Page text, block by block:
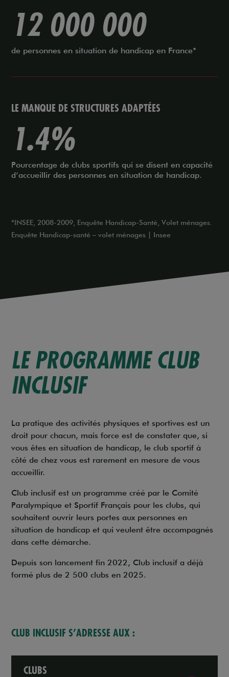
12 000 000
de personnes en situation de handicap en France*
LE MANQUE DE STRUCTURES ADAPTÉES
1.4%
Pourcentage de clubs sportifs qui se disent en capacité
d’accueillir des personnes en situation de handicap.
*INSEE, 2008-2009, Enquête Handicap-Santé, Volet ménages.
Enquête Handicap-santé – volet ménages | Insee
LE PROGRAMME CLUB
INCLUSIF
La pratique des activités physiques et sportives est un
droit pour chacun, mais force est de constater que, si
vous êtes en situation de handicap, le club sportif à
côté de chez vous est rarement en mesure de vous
accueillir.
Club inclusif est un programme créé par le Comité
Paralympique et Sportif Français pour les clubs, qui
souhaitent ouvrir leurs portes aux personnes en
situation de handicap et qui veulent être accompagnés
dans cette démarche.
Depuis son lancement fin 2022, Club inclusif a déjà
formé plus de 2 500 clubs en 2025.
CLUB INCLUSIF S’ADRESSE AUX :
CLUBS